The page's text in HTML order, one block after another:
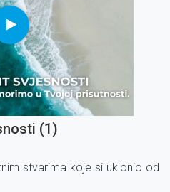
(1)
stvarima koje si uklonio od